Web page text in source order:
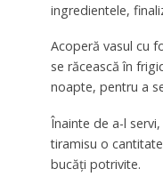
ingredientele,
Acoperă vasul cu
se răcească în
noapte, pentru a
Înainte de a-l
tiramisu o
bucăți potrivite.